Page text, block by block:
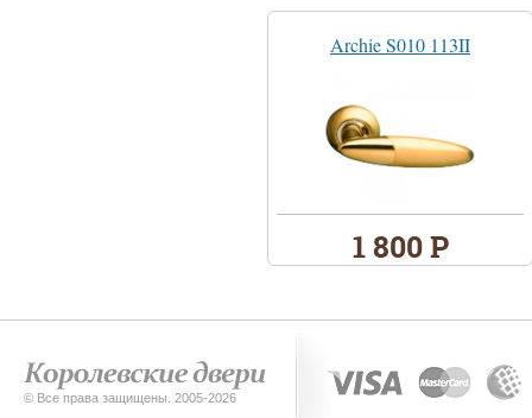
Archie S010 113II
1 800 Р
© Все права защищены. 2005-2026